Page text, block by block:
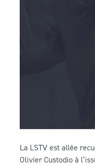
La LSTV est allée
Olivier Custodio à